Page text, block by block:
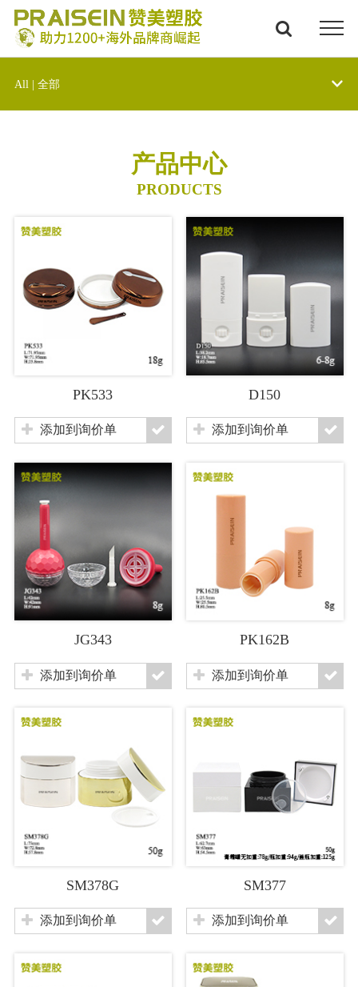
All | 全部
产品中心
PRODUCTS
PK533
添加到询价单
D150
添加到询价单
JG343
添加到询价单
PK162B
添加到询价单
SM378G
添加到询价单
SM377
添加到询价单